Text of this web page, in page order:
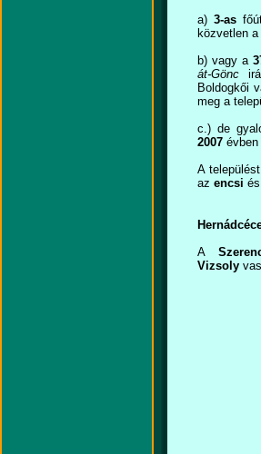
a) 3-as
közvetlen
b) vagy a
át-Gönc
Boldogkői
meg a
c.) de
2007
A
az encsi
A
Vizsoly